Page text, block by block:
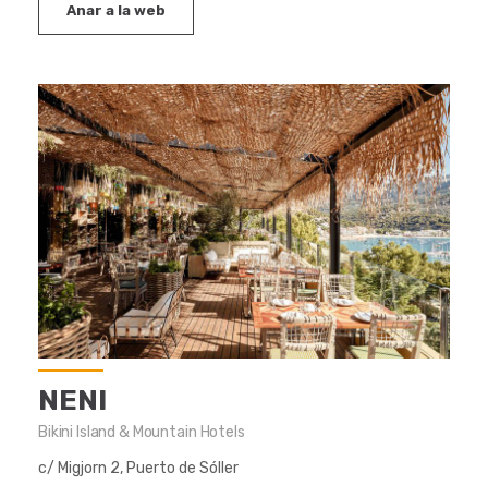
Anar a la web
NENI
Bikini Island & Mountain Hotels
c/ Migjorn 2, Puerto de Sóller